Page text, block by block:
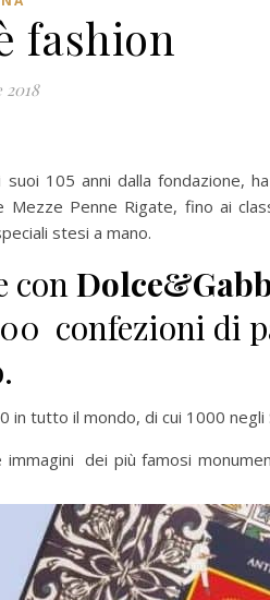
fashion
2018
105 anni dalla fondazione,
Penne Rigate, fino ai
stesi a mano.
con
confezioni di
in tutto il mondo, di cui 1000 negli
dei più famosi